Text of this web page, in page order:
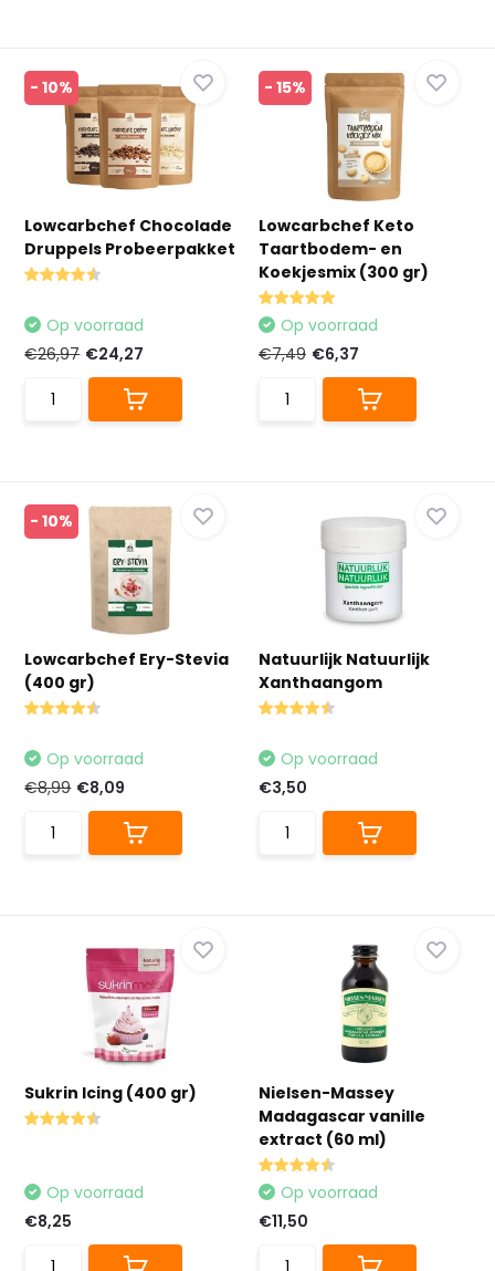
- 10%
Lowcarbchef Chocolade
Druppels Probeerpakket
Op voorraad
€26,97 €24,27
- 15%
Lowcarbchef Keto
Taartbodem- en
Koekjesmix (300 gr)
Op voorraad
€7,49 €6,37
- 10%
Lowcarbchef Ery-Stevia
(400 gr)
Op voorraad
€8,99 €8,09
Natuurlijk Natuurlijk
Xanthaangom
Op voorraad
€3,50
Sukrin Icing (400 gr)
Op voorraad
€8,25
Nielsen-Massey
Madagascar vanille
extract (60 ml)
Op voorraad
€11,50